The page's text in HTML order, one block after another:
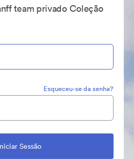
team privado Coleção
Esqueceu-se da senha?